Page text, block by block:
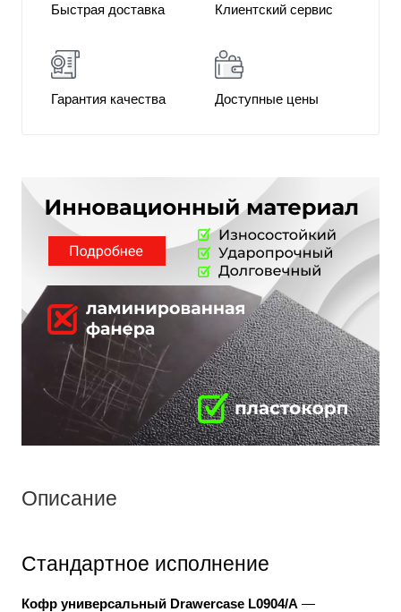
Быстрая доставка Клиентский сервис
Гарантия качества Доступные цены
Описание
Стандартное исполнение
Кофр универсальный Drawercase L0904/A —